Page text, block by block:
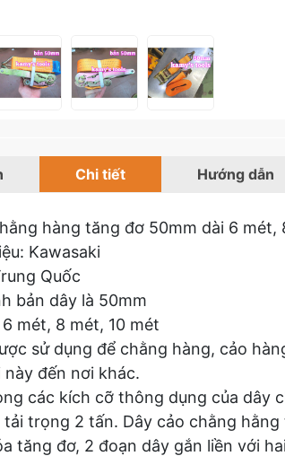
Chi tiết Hướng dẫn
hàng tăng đơ 50mm dài 6 mét,
Kawasaki
Quốc
bản dây là 50mm
mét, 8 mét, 10 mét
sử dụng để chằng hàng, cảo
đến nơi khác.
các kích cỡ thông dụng của dây
trọng 2 tấn. Dây cảo chằng
tăng đơ, 2 đoạn dây gắn liền với